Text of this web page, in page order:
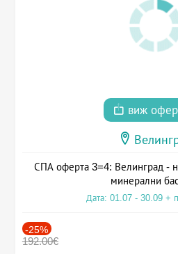
виж
СПА оферта 3=4: Велинград -
минерални
Дата: 01.07 - 30.09 +
-25%
192.00€